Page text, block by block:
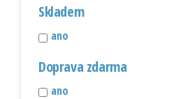
Skladem
ano
Doprava zdarma
ano